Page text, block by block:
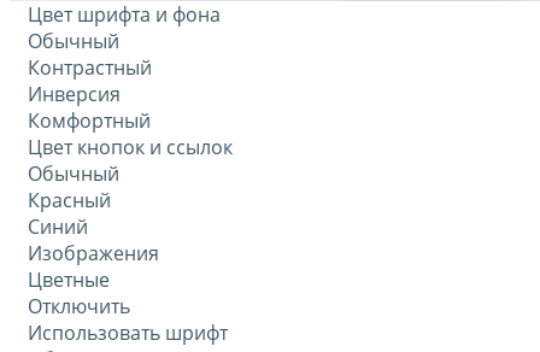
Цвет шрифта и фона
Обычный
Контрастный
Инверсия
Комфортный
Цвет кнопок и ссылок
Обычный
Красный
Синий
Изображения
Цветные
Отключить
Использовать шрифт